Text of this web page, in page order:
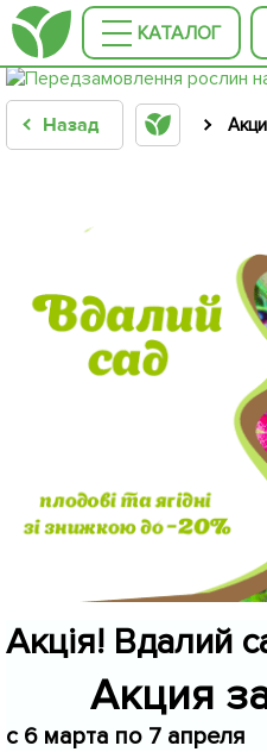
КАТАЛОГ
Назад
Акція! Вдалий
Акция
c 6 марта по 7 апреля